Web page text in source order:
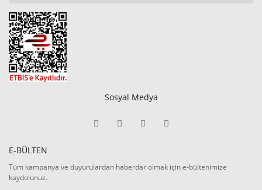
Sosyal Medya
E-BÜLTEN
Tüm kampanya ve duyurulardan haberdar olmak için e-bültenimize
kaydolunuz.